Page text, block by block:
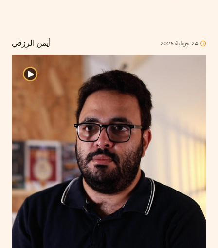
أيمن الرزقي 24 جويلية2026